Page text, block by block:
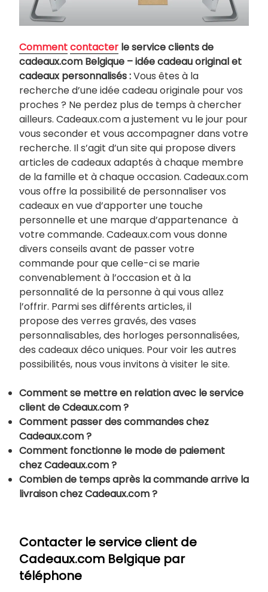
Commentcontacter le service clients de
cadeaux.com Belgique – idée cadeau original et
cadeaux personnalisés :Vous êtes à la
recherche d’une idée cadeau originale pour vos
proches ? Ne perdez plus de temps à chercher
ailleurs. Cadeaux.com a justement vu le jour pour
vous seconder et vous accompagner dans votre
recherche. Il s’agit d’un site qui propose divers
articles de cadeaux adaptés à chaque membre
de la famille et à chaque occasion. Cadeaux.com
vous offre la possibilité de personnaliser vos
cadeaux en vue d’apporter une touche
personnelle et une marque d’appartenance à
votre commande. Cadeaux.com vous donne
divers conseils avant de passer votre
commande pour que celle-ci se marie
convenablement à l’occasion et à la
personnalité de la personne à qui vous allez
l’offrir. Parmi ses différents articles, il
propose des verres gravés, des vases
personnalisables, des horloges personnalisées,
des cadeaux déco uniques. Pour voir les autres
possibilités, nous vous invitons à visiter le site.
Comment se mettre en relation avec le service
client de Cdeaux.com ?
Comment passer des commandes chez
Cadeaux.com ?
Comment fonctionne le mode de paiement
chez Cadeaux.com ?
Combien de temps après la commande arrive la
livraison chez Cadeaux.com ?
Contacter le service client de
Cadeaux.com Belgique par
téléphone